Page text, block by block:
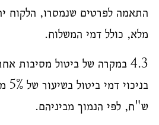
התאמה לפרטים שנמסרו, הלקוח
מלא, כולל דמי המשלוח.
4.3 במקרה של ביטול מסיבות
ש"ח, לפי הנמוך מביניהם.